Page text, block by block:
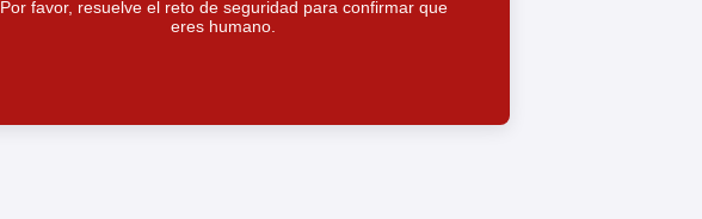
Por favor, resuelve el reto de seguridad para confirmar que
eres humano.